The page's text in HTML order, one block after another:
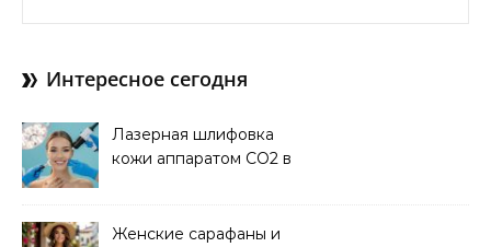
Интересное сегодня
Лазерная шлифовка
кожи аппаратом CO2 в
Женские сарафаны и